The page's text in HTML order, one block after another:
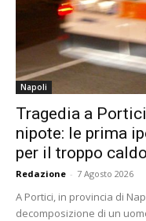
Napoli
Tragedia a
nipote: le prima
per il troppo caldo
Redazione - 7 Agosto 2026
A Portici, in provincia di
decomposizione di un